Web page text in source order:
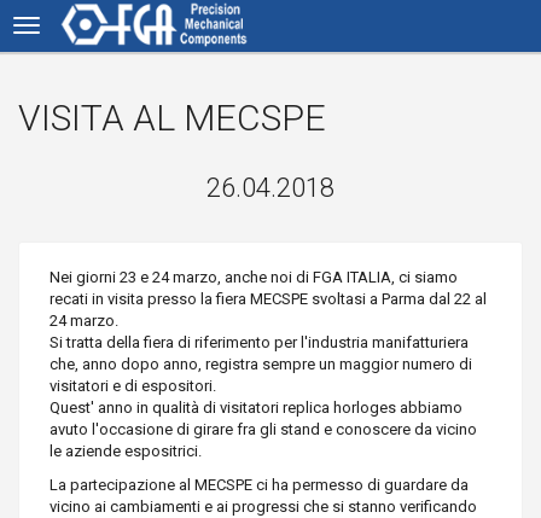
VISITA AL MECSPE
26.04.2018
Nei giorni 23 e 24 marzo, anche noi di FGA ITALIA, ci siamo
recati in visita presso la fiera MECSPE svoltasi a Parma dal 22 al
24 marzo.
Si tratta della fiera di riferimento per l'industria manifatturiera
che, anno dopo anno, registra sempre un maggior numero di
visitatori e di espositori.
Quest' anno in qualità di visitatori replica horloges abbiamo
avuto l'occasione di girare fra gli stand e conoscere da vicino
le aziende espositrici.
La partecipazione al MECSPE ci ha permesso di guardare da
vicino ai cambiamenti e ai progressi che si stanno verificando